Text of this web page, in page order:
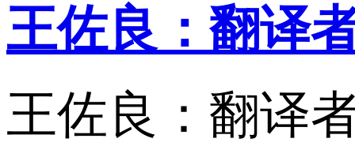
王佐良：翻译
王佐良：翻译